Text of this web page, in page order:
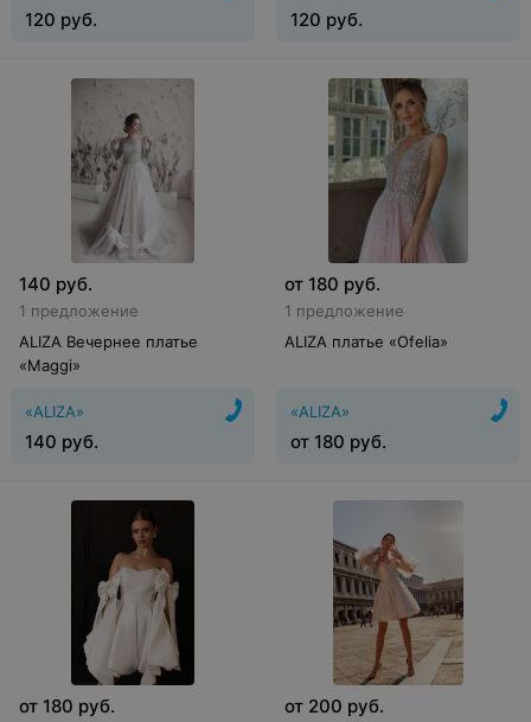
120 руб. 120 руб.
140 руб.
1 предложение
ALIZA Вечернее платье
«Maggi»
«ALIZA»
140 руб.
от 180 руб.
1 предложение
ALIZA платье «Ofelia»
«ALIZA»
от 180 руб.
от 180 руб. от 200 руб.